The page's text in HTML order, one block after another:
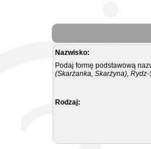
Nazwisko:
Podaj formę podstawową
(Skarżanka, Skarżyna),
Rodzaj: